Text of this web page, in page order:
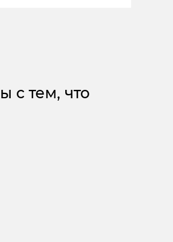
с тем, что